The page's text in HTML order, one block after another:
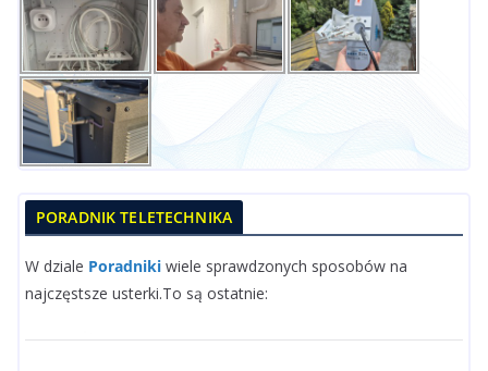
PORADNIK TELETECHNIKA
W dziale Poradniki wiele sprawdzonych sposobów na
najczęstsze usterki.To są ostatnie: